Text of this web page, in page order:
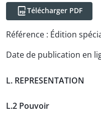
Télécharger PDF
Référence : Édition
Date de publication en
L. REPRESENTATION
L.2 Pouvoir